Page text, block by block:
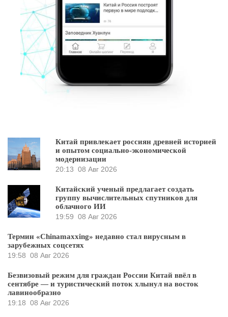
Китай привлекает россиян древней историей
и опытом социально-экономической
модернизации
20:13 08 Авг 2026
Китайский ученый предлагает создать
группу вычислительных спутников для
облачного ИИ
19:59 08 Авг 2026
Термин «Chinamaxxing» недавно стал вирусным в
зарубежных соцсетях
19:58 08 Авг 2026
Безвизовый режим для граждан России Китай ввёл в
сентябре — и туристический поток хлынул на восток
лавинообразно
19:18 08 Авг 2026